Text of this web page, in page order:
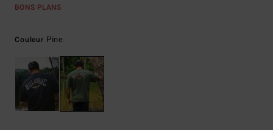
BONS PLANS
Couleur Pine